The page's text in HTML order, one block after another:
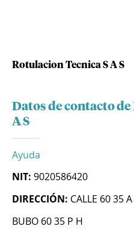
Rotulacion Tecnica S A S
Datos de contacto
A S
Ayuda
NIT: 9020586420
DIRECCIÓN: CALLE 60 35
BUBO 60 35 P H